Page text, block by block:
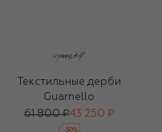
Текстильные дерби
Guarnello
61 800 ₽43 250 ₽
-30%